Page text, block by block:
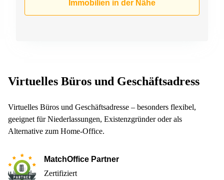
Immobilien in der Nähe
Virtuelles Büros und Geschäftsadress
Virtuelles Büros und Geschäftsadresse – besonders flexibel,
geeignet für Niederlassungen, Existenzgründer oder als
Alternative zum Home-Office.
MatchOffice Partner
Zertifiziert